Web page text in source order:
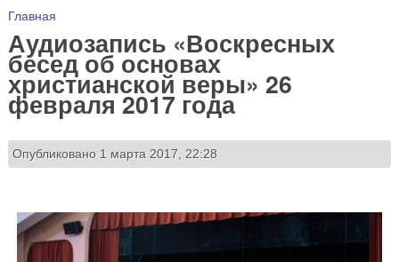
Вы здесь
Главная
Аудиозапись «Воскресных
бесед об основах
христианской веры» 26
февраля 2017 года
Опубликовано 1 марта 2017, 22:28